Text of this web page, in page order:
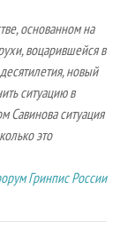
основанном на
воцарившейся в
новый
ситуацию в
Савинова ситуация
это
Гринпис России